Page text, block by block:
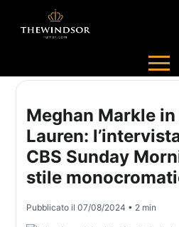
Meghan Markle in
Lauren:
CBS Sunday
stile
Pubblicato il07/08/2024 • 2 min